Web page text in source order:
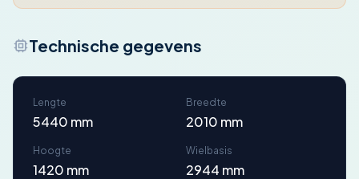
Technische gegevens
Lengte
5440 mm
Breedte
2010 mm
Hoogte
1420 mm
Wielbasis
2944 mm